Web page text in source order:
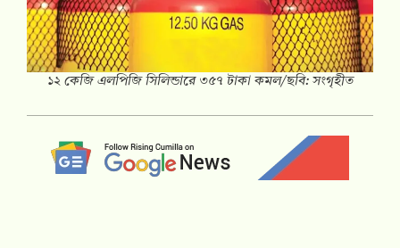
১২ কেজি এলপিজি সিলিন্ডারে ৩৫৭ টাকা কমল/ছবি: সংগৃহীত